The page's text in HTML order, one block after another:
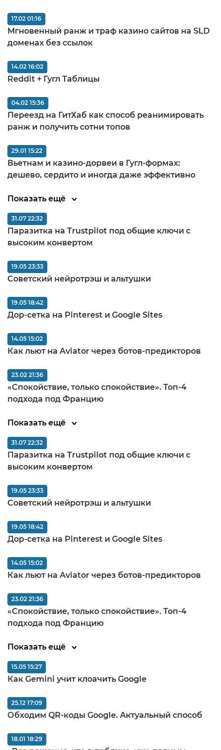
Мгновенный ранж и траф казино сайтов на SLD
доменах без ссылок
17.02 01:16
Reddit + Гугл Таблицы
14.02 16:02
Переезд на ГитХаб как способ реанимировать
ранж и получить сотни топов
04.02 15:36
Вьетнам и казино-дорвеи в Гугл-формах:
дешево, сердито и иногда даже эффективно
29.01 15:22
Показать ещё
Паразитка на Trustpilot под общие ключи с
высоким конвертом
31.07 22:32
Советский нейротрэш и альтушки
19.05 23:33
Дор-сетка на Pinterest и Google Sites
19.05 18:42
Как льют на Aviator через ботов-предикторов
14.05 15:02
«Спокойствие, только спокойствие». Топ-4
подхода под Францию
23.02 21:36
Показать ещё
Паразитка на Trustpilot под общие ключи с
высоким конвертом
31.07 22:32
Советский нейротрэш и альтушки
19.05 23:33
Дор-сетка на Pinterest и Google Sites
19.05 18:42
Как льют на Aviator через ботов-предикторов
14.05 15:02
«Спокойствие, только спокойствие». Топ-4
подхода под Францию
23.02 21:36
Показать ещё
Как Gemini учит клоачить Google
15.05 15:27
Обходим QR-коды Google. Актуальный способ
25.12 17:09
18.01 18:29